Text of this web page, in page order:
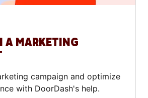
A MARKETING
campaign and optimize
with DoorDash's help.